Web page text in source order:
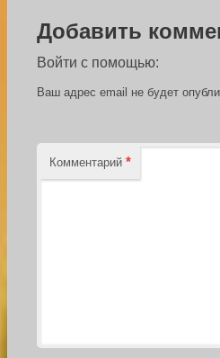
Добавить
Войти с помощью:
Ваш адрес email не будет
Комментарий *